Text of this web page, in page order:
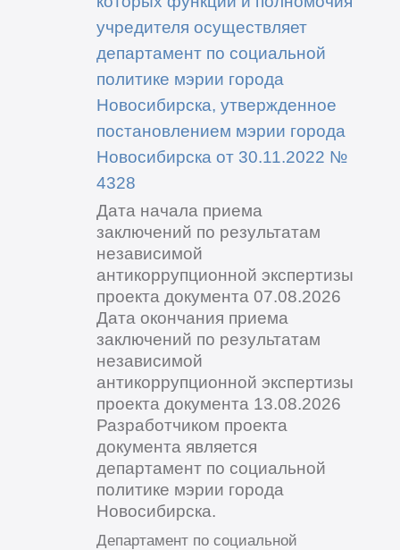
учредителя осуществляет
департамент по социальной
политике мэрии города
Новосибирска, утвержденное
постановлением мэрии города
Новосибирска от 30.11.2022 №
4328
Дата начала приема
заключений по результатам
независимой
антикоррупционной экспертизы
проекта документа 07.08.2026
Дата окончания приема
заключений по результатам
независимой
антикоррупционной экспертизы
проекта документа 13.08.2026
Разработчиком проекта
документа является
департамент по социальной
политике мэрии города
Новосибирска.
Департамент по социальной